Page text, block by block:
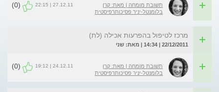
תשובת מומחה | מאת: קרן
בלומנטל-יניר פסיכותרפיסטית
27.12.11 | 22:15
(0)
מרכז לטיפול בהפרעות אכילה (לת)
22/12/2011 | 14:34 | מאת: שני
תשובת מומחה | מאת: קרן
בלומנטל-יניר פסיכותרפיסטית
24.12.11 | 19:12
(0)